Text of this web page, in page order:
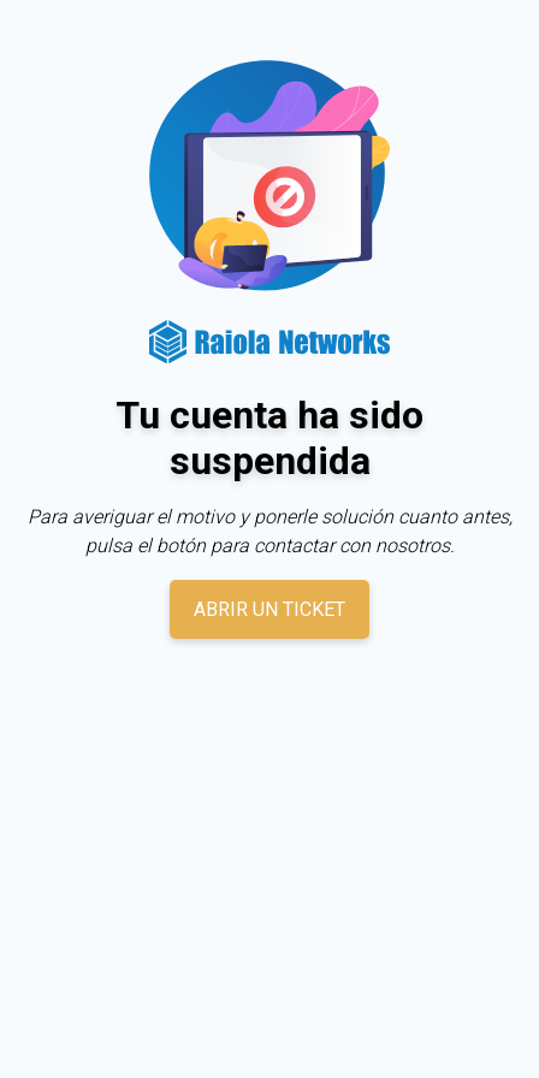
Tu cuenta ha sido
suspendida
Para averiguar el motivo y ponerle solución cuanto antes,
pulsa el botón para contactar con nosotros.
ABRIR UN TICKET